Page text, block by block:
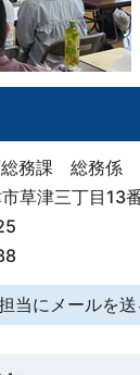
務課 総務係
草津三丁目13
当にメールを送